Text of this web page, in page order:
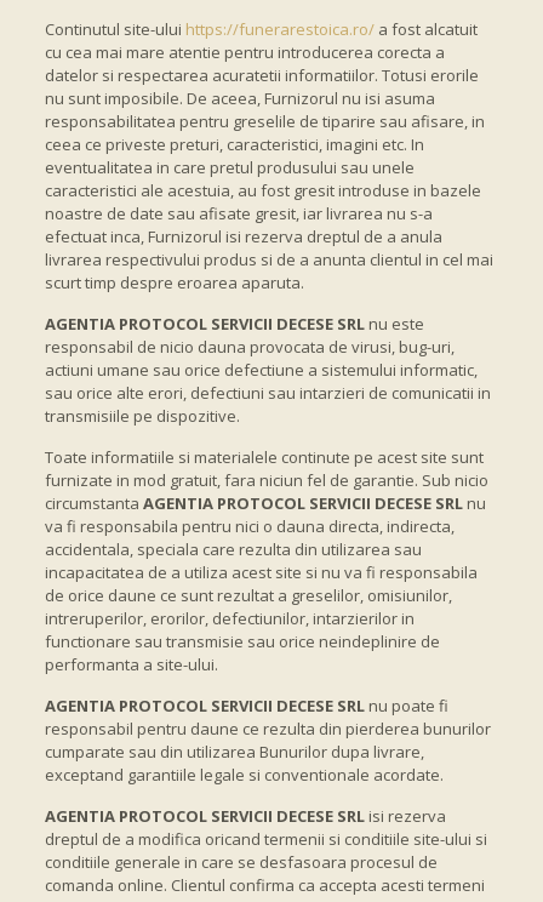
Continutul site-ului https://funerarestoica.ro/ a fost alcatuit
cu cea mai mare atentie pentru introducerea corecta a
datelor si respectarea acuratetii informatiilor. Totusi erorile
nu sunt imposibile. De aceea, Furnizorul nu isi asuma
responsabilitatea pentru greselile de tiparire sau afisare, in
ceea ce priveste preturi, caracteristici, imagini etc. In
eventualitatea in care pretul produsului sau unele
caracteristici ale acestuia, au fost gresit introduse in bazele
noastre de date sau afisate gresit, iar livrarea nu s-a
efectuat inca, Furnizorul isi rezerva dreptul de a anula
livrarea respectivului produs si de a anunta clientul in cel mai
scurt timp despre eroarea aparuta.
AGENTIA PROTOCOL SERVICII DECESE SRL nu este
responsabil de nicio dauna provocata de virusi, bug-uri,
actiuni umane sau orice defectiune a sistemului informatic,
sau orice alte erori, defectiuni sau intarzieri de comunicatii in
transmisiile pe dispozitive.
Toate informatiile si materialele continute pe acest site sunt
furnizate in mod gratuit, fara niciun fel de garantie. Sub nicio
circumstantaAGENTIA PROTOCOL SERVICII DECESE SRL nu
va fi responsabila pentru nici o dauna directa, indirecta,
accidentala, speciala care rezulta din utilizarea sau
incapacitatea de a utiliza acest site si nu va fi responsabila
de orice daune ce sunt rezultat a greselilor, omisiunilor,
intreruperilor, erorilor, defectiunilor, intarzierilor in
functionare sau transmisie sau orice neindeplinire de
performanta a site-ului.
AGENTIA PROTOCOL SERVICII DECESE SRL nu poate fi
responsabil pentru daune ce rezulta din pierderea bunurilor
cumparate sau din utilizarea Bunurilor dupa livrare,
exceptand garantiile legale si conventionale acordate.
AGENTIA PROTOCOL SERVICII DECESE SRL isi rezerva
dreptul de a modifica oricand termenii si conditiile site-ului si
conditiile generale in care se desfasoara procesul de
comanda online. Clientul confirma ca accepta acesti termeni